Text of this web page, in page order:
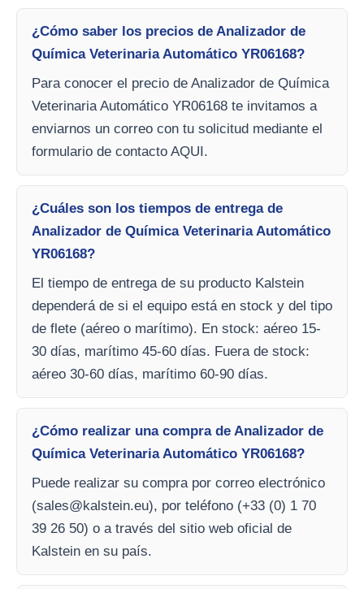
¿Cómo saber los precios de Analizador de
Química Veterinaria Automático YR06168?
Para conocer el precio de Analizador de Química
Veterinaria Automático YR06168 te invitamos a
enviarnos un correo con tu solicitud mediante el
formulario de contacto AQUI.
¿Cuáles son los tiempos de entrega de
Analizador de Química Veterinaria Automático
YR06168?
El tiempo de entrega de su producto Kalstein
dependerá de si el equipo está en stock y del tipo
de flete (aéreo o marítimo). En stock: aéreo 15-
30 días, marítimo 45-60 días. Fuera de stock:
aéreo 30-60 días, marítimo 60-90 días.
¿Cómo realizar una compra de Analizador de
Química Veterinaria Automático YR06168?
Puede realizar su compra por correo electrónico
(sales@kalstein.eu), por teléfono (+33 (0) 1 70
39 26 50) o a través del sitio web oficial de
Kalstein en su país.